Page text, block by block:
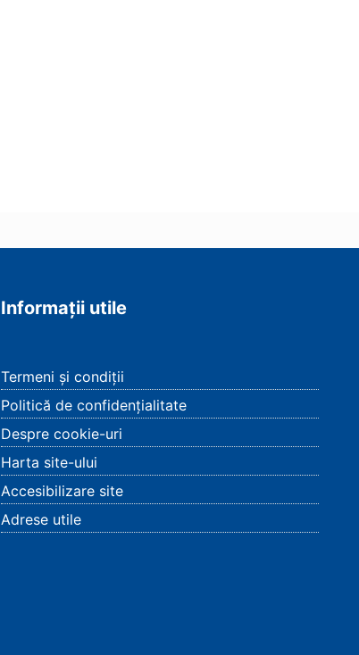
Informații utile
Termeni și condiții
Politică de confidențialitate
Despre cookie-uri
Harta site-ului
Accesibilizare site
Adrese utile